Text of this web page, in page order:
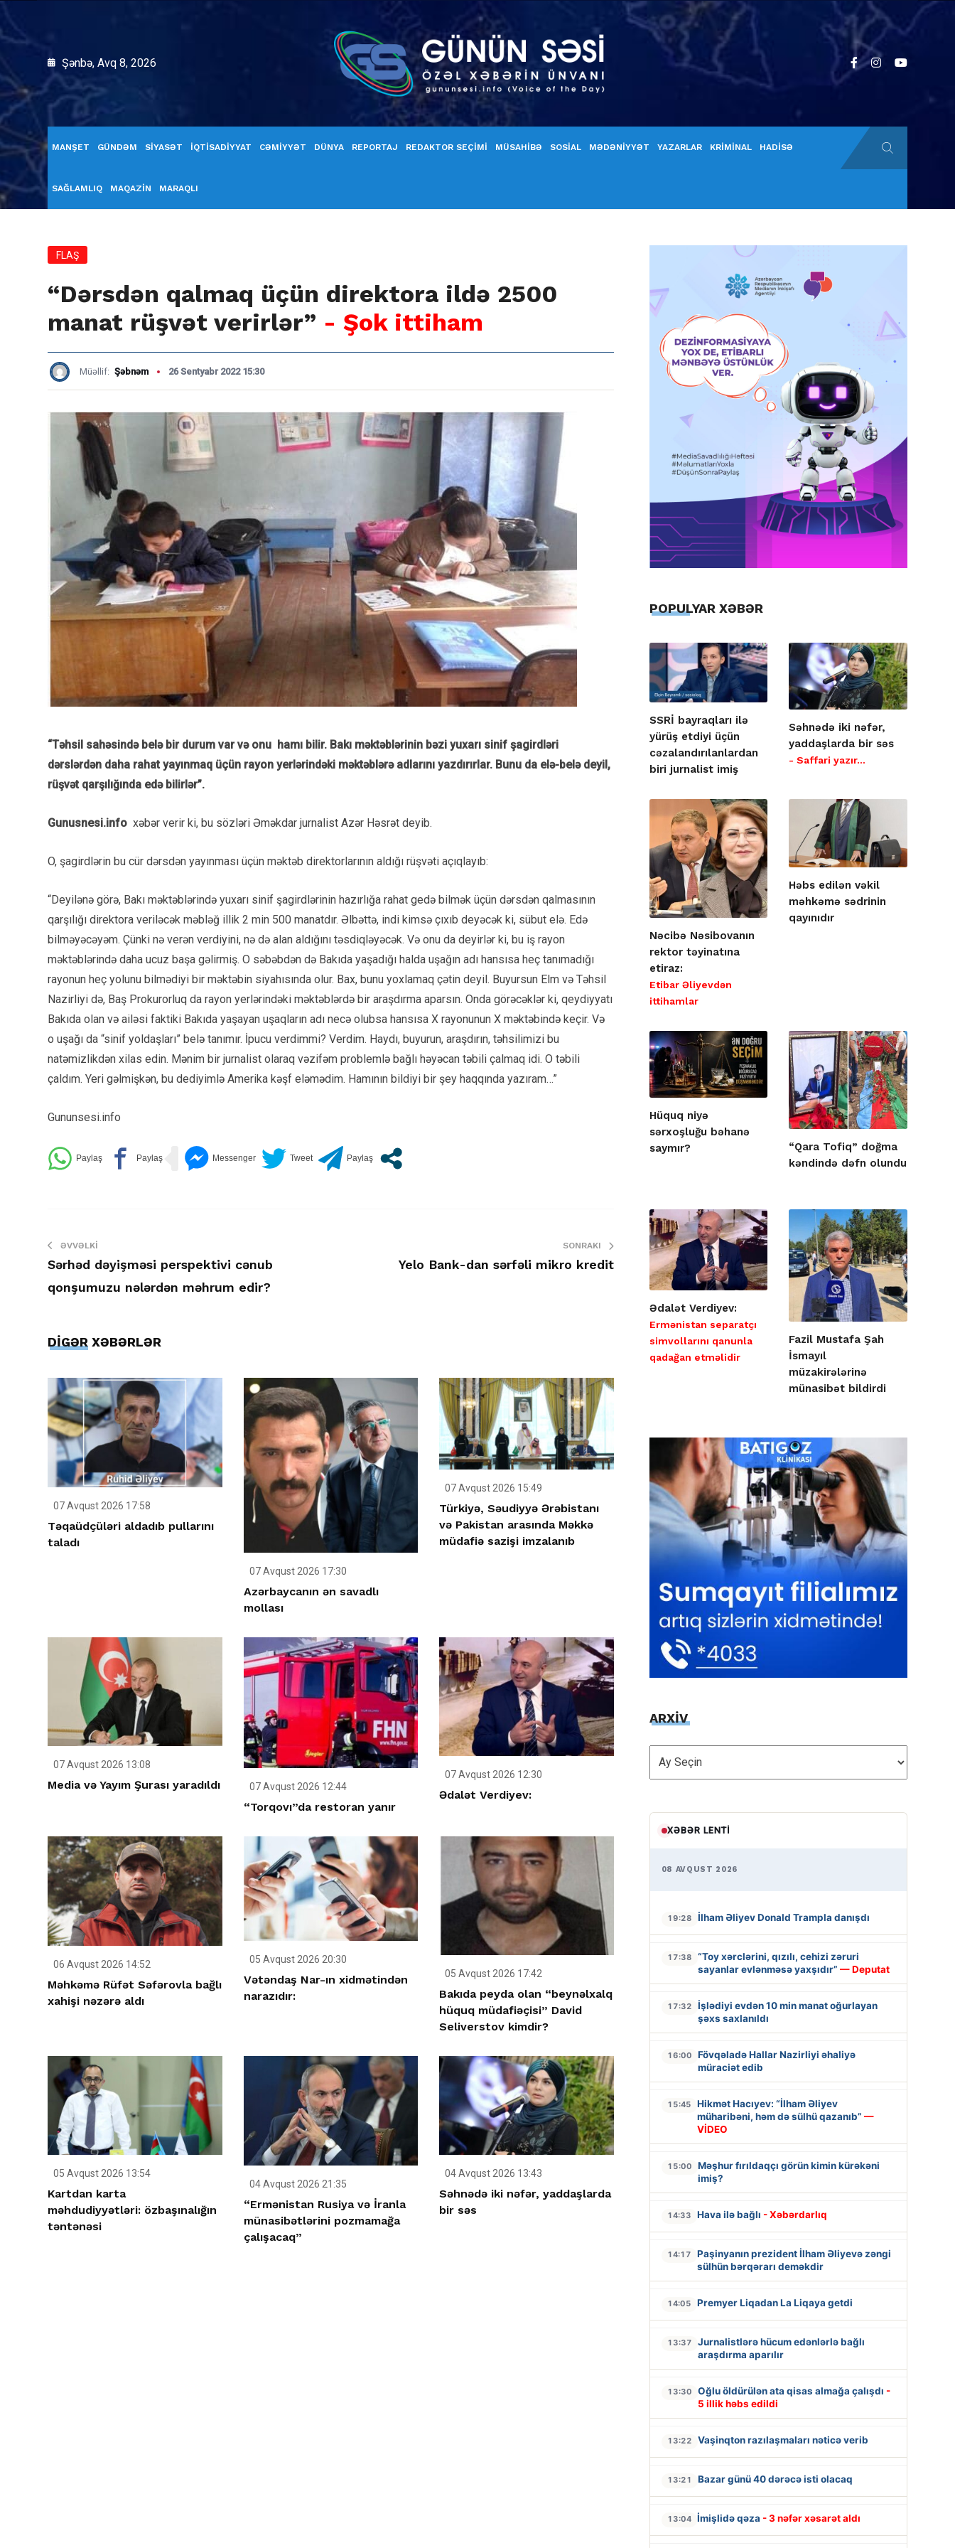
Şənbə, Avq 8, 2026
MANŞET GÜNDƏM SİYASƏT İQTİSADİYYAT CƏMİYYƏT DÜNYA REPORTAJ REDAKTOR SEÇİMİ MÜSAHİBƏ SOSİAL MƏDƏNİYYƏT YAZARLAR KRİMİNAL HADİSƏ
SAĞLAMLIQ MAQAZİN MARAQLI
FLAŞ
“Dərsdən qalmaq üçün direktora ildə 2500
manat rüşvət verirlər” - Şok ittiham
Müəllif: Şəbnəm 26 Sentyabr 2022 15:30
“Təhsil sahəsində belə bir durum var və onu hamı bilir. Bakı məktəblərinin bəzi yuxarı sinif şagirdləri
dərslərdən daha rahat yayınmaq üçün rayon yerlərindəki məktəblərə adlarını yazdırırlar. Bunu da elə-belə deyil,
rüşvət qarşılığında edə bilirlər”.
Gunusnesi.info xəbər verir ki, bu sözləri Əməkdar jurnalist Azər Həsrət deyib.
O, şagirdlərin bu cür dərsdən yayınması üçün məktəb direktorlarının aldığı rüşvəti açıqlayıb:
“Deyilənə görə, Bakı məktəblərində yuxarı sinif şagirdlərinin hazırlığa rahat gedə bilmək üçün dərsdən qalmasının
qarşılığı direktora veriləcək məbləğ illik 2 min 500 manatdır. Əlbəttə, indi kimsə çıxıb deyəcək ki, sübut elə. Edə
bilməyəcəyəm. Çünki nə verən verdiyini, nə də alan aldığını təsdiqləyəcək. Və onu da deyirlər ki, bu iş rayon
məktəblərində daha ucuz başa gəlirmiş. O səbəbdən də Bakıda yaşadığı halda uşağın adı hansısa heç tanımadığı
rayonun heç yolunu bilmədiyi bir məktəbin siyahısında olur. Bax, bunu yoxlamaq çətin deyil. Buyursun Elm və Təhsil
Nazirliyi də, Baş Prokurorluq da rayon yerlərindəki məktəblərdə bir araşdırma aparsın. Onda görəcəklər ki, qeydiyyatı
Bakıda olan və ailəsi faktiki Bakıda yaşayan uşaqların adı necə olubsa hansısa X rayonunun X məktəbində keçir. Və
o uşağı da “sinif yoldaşları” belə tanımır. İpucu verdimmi? Verdim. Haydı, buyurun, araşdırın, təhsilimizi bu
natəmizlikdən xilas edin. Mənim bir jurnalist olaraq vəzifəm problemlə bağlı həyəcan təbili çalmaq idi. O təbili
çaldım. Yeri gəlmişkən, bu dediyimlə Amerika kəşf eləmədim. Hamının bildiyi bir şey haqqında yazıram…”
Gununsesi.info
ƏVVƏLKI
Sərhəd dəyişməsi perspektivi cənub
qonşumuzu nələrdən məhrum edir?
SONRAKI
Yelo Bank-dan sərfəli mikro kredit
DİGƏR XƏBƏRLƏR
07 Avqust 2026 17:58
Təqaüdçüləri aldadıb pullarını
taladı
07 Avqust 2026 17:30
Azərbaycanın ən savadlı
mollası
07 Avqust 2026 15:49
Türkiyə, Səudiyyə Ərəbistanı
və Pakistan arasında Məkkə
müdafiə sazişi imzalanıb
07 Avqust 2026 13:08
Media və Yayım Şurası yaradıldı 07 Avqust 2026 12:44
“Torqovı”da restoran yanır
07 Avqust 2026 12:30
Ədalət Verdiyev:
06 Avqust 2026 14:52
Məhkəmə Rüfət Səfərovla bağlı
xahişi nəzərə aldı
05 Avqust 2026 20:30
Vətəndaş Nar-ın xidmətindən
narazıdır:
05 Avqust 2026 17:42
Bakıda peyda olan “beynəlxalq
hüquq müdafiəçisi” David
Seliverstov kimdir?
05 Avqust 2026 13:54
Kartdan karta
məhdudiyyətləri: özbaşınalığın
təntənəsi
04 Avqust 2026 21:35
“Ermənistan Rusiya və İranla
münasibətlərini pozmamağa
çalışacaq”
04 Avqust 2026 13:43
Səhnədə iki nəfər, yaddaşlarda
bir səs
POPULYAR XƏBƏR
SSRİ bayraqları ilə
yürüş etdiyi üçün
cəzalandırılanlardan
biri jurnalist imiş
Səhnədə iki nəfər,
yaddaşlarda bir səs
- Saffari yazır…
Nəcibə Nəsibovanın
rektor təyinatına
etiraz:
Etibar Əliyevdən
ittihamlar
Həbs edilən vəkil
məhkəmə sədrinin
qayınıdır
Hüquq niyə
sərxoşluğu bəhanə
saymır?
“Qara Tofiq” doğma
kəndində dəfn olundu
Ədalət Verdiyev:
Ermənistan separatçı
simvollarını qanunla
qadağan etməlidir
Fazil Mustafa Şah
İsmayıl
müzakirələrinə
münasibət bildirdi
ARXİV
ARXİV
XƏBƏR LENTI
08 AVQUST 2026
19:28 İlham Əliyev Donald Trampla danışdı
17:38
“Toy xərclərini, qızılı, cehizi zəruri
sayanlar evlənməsə yaxşıdır” — Deputat
17:32
İşlədiyi evdən 10 min manat oğurlayan
şəxs saxlanıldı
16:00
Fövqəladə Hallar Nazirliyi əhaliyə
müraciət edib
15:45
Hikmət Hacıyev: “İlham Əliyev
müharibəni, həm də sülhü qazanıb” —
VİDEO
15:00
Məşhur fırıldaqçı görün kimin kürəkəni
imiş?
14:33 Hava ilə bağlı - Xəbərdarlıq
14:17
Paşinyanın prezident İlham Əliyevə zəngi
sülhün bərqərarı deməkdir
14:05 Premyer Liqadan La Liqaya getdi
13:37
Jurnalistlərə hücum edənlərlə bağlı
araşdırma aparılır
13:30 Oğlu öldürülən ata qisas almağa çalışdı -
5 illik həbs edildi
13:22 Vaşinqton razılaşmaları nəticə verib
13:21 Bazar günü 40 dərəcə isti olacaq
13:04 İmişlidə qəza - 3 nəfər xəsarət aldı